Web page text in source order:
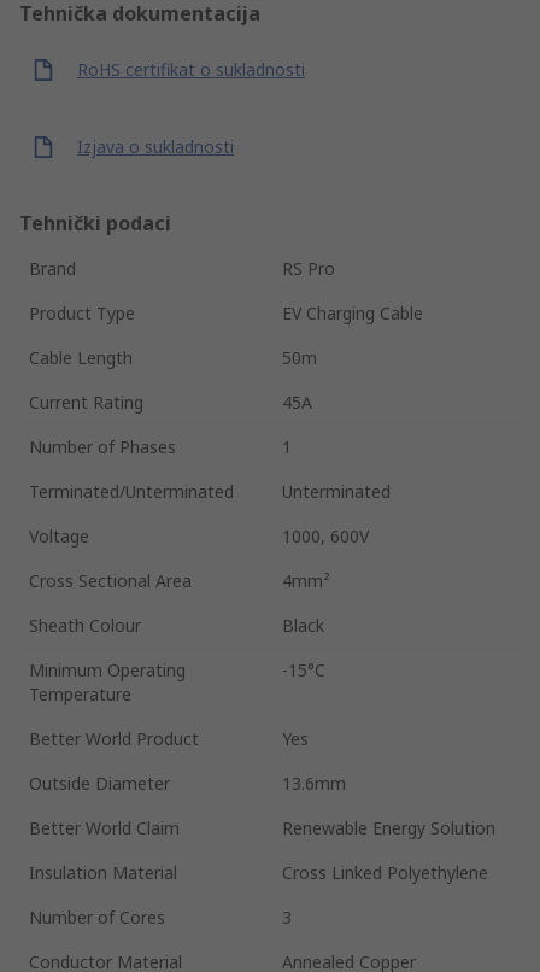
Tehnička dokumentacija
RoHS certifikat o sukladnosti
Izjava o sukladnosti
Tehnički podaci
Brand
RS Pro
Product Type
EV Charging Cable
Cable Length
50m
Current Rating
45A
Number of Phases
1
Terminated/Unterminated
Unterminated
Voltage
1000, 600V
Cross Sectional Area
4mm²
Sheath Colour
Black
Minimum Operating
Temperature
-15°C
Better World Product
Yes
Outside Diameter
13.6mm
Better World Claim
Renewable Energy Solution
Insulation Material
Cross Linked Polyethylene
Number of Cores
3
Conductor Material
Annealed Copper